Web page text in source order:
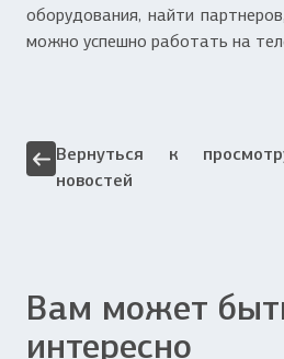
оборудования, найти
можно успешно работать на
Вернуться к
новостей
Вам может
интересно